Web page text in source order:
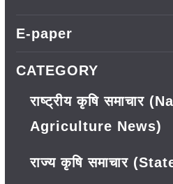
E-paper
CATEGORY
राष्ट्रीय कृषि समाचार
Agriculture News)
राज्य कृषि समाचार